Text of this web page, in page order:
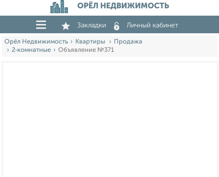
ОРЁЛ НЕДВИЖИМОСТЬ
Закладки Личный кабинет
Орёл Недвижимость Квартиры
Продажа
2‑комнатные
Объявление №371